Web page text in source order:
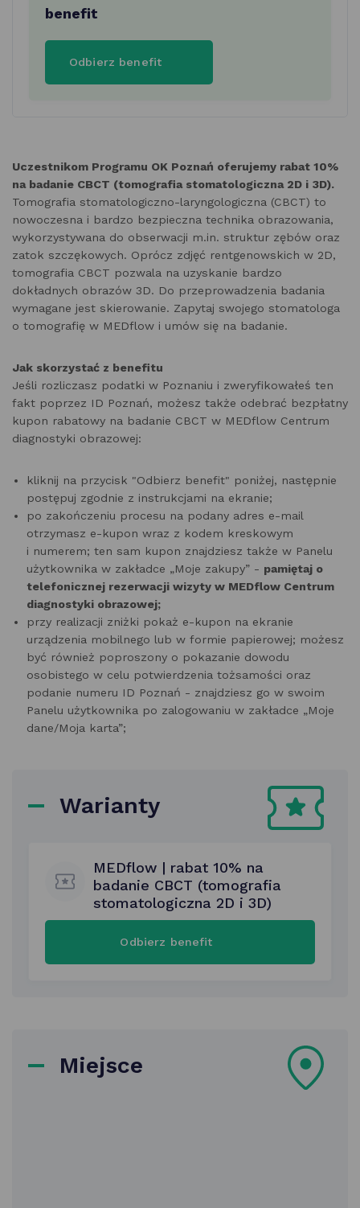
benefit
Odbierz benefit
Uczestnikom Programu OK Poznań oferujemy rabat 10%
na badanie CBCT (tomografia stomatologiczna 2D i 3D).
Tomografia stomatologiczno-laryngologiczna (CBCT) to
nowoczesna i bardzo bezpieczna technika obrazowania,
wykorzystywana do obserwacji m.in. struktur zębów oraz
zatok szczękowych. Oprócz zdjęć rentgenowskich w 2D,
tomografia CBCT pozwala na uzyskanie bardzo
dokładnych obrazów 3D. Do przeprowadzenia badania
wymagane jest skierowanie. Zapytaj swojego stomatologa
o tomografię w MEDflow i umów się na badanie.
Jak skorzystać z benefitu
Jeśli rozliczasz podatki w Poznaniu i zweryfikowałeś ten
fakt poprzez ID Poznań, możesz także odebrać bezpłatny
kupon rabatowy na badanie CBCT w MEDflow Centrum
diagnostyki obrazowej:
kliknij na przycisk "Odbierz benefit" poniżej, następnie
postępuj zgodnie z instrukcjami na ekranie;
po zakończeniu procesu na podany adres e-mail
otrzymasz e-kupon wraz z kodem kreskowym
i numerem; ten sam kupon znajdziesz także w Panelu
użytkownika w zakładce „Moje zakupy” - pamiętaj o
telefonicznej rezerwacji wizyty w MEDflow Centrum
diagnostyki obrazowej;
przy realizacji zniżki pokaż e-kupon na ekranie
urządzenia mobilnego lub w formie papierowej; możesz
być również poproszony o pokazanie dowodu
osobistego w celu potwierdzenia tożsamości oraz
podanie numeru ID Poznań - znajdziesz go w swoim
Panelu użytkownika po zalogowaniu w zakładce „Moje
dane/Moja karta”;
Warianty
MEDflow | rabat 10% na
badanie CBCT (tomografia
stomatologiczna 2D i 3D)
Odbierz benefitMEDflow
rabat
stomatologiczna
Miejsce